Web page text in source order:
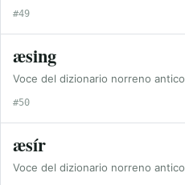
#49
æsing
Voce del dizionario norreno antico
#50
æsír
Voce del dizionario norreno antico